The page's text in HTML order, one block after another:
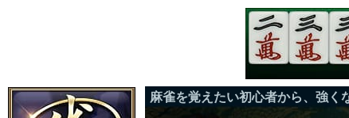
麻雀を覚えたい初心者から、強く